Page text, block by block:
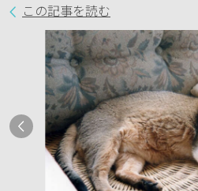
この記事を読む